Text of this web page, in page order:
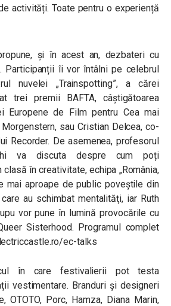
activități. Toate pentru o experiență
și în acest an, dezbateri cu
Participanții îi vor întâlni pe celebrul
nuvelei „Trainspotting”, a cărei
trei premii BAFTA, câștigătoarea
Europene de Film pentru Cea mai
sau Cristian Delcea, co-
Recorder. De asemenea, profesorul
va discuta despre cum poți
în creativitate, echipa „România,
mai aproape de public poveștile din
au schimbat mentalităţi, iar Ruth
vor pune în lumină provocările cu
Sisterhood. Programul complet
ec-talks
în care festivalierii pot testa
vestimentare. Branduri și designeri
OTOTO, Porc, Hamza, Diana Marin,